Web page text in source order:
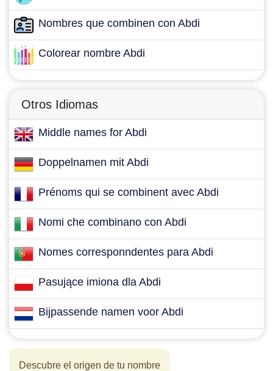
Nombres que combinen con Abdi
Colorear nombre Abdi
Otros Idiomas
Middle names for Abdi
Doppelnamen mit Abdi
Prénoms qui se combinent avec Abdi
Nomi che combinano con Abdi
Nomes corresponndentes para Abdi
Pasujące imiona dla Abdi
Bijpassende namen voor Abdi
Descubre el origen de tu nombre